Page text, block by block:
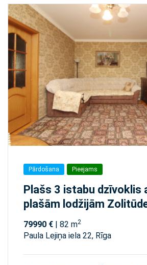
Pārdošana Pieejams
Plašs 3 istabu dzīvoklis
plašām lodžijām
79990 € | 82 m2
Paula Lejiņa iela 22, Rīga